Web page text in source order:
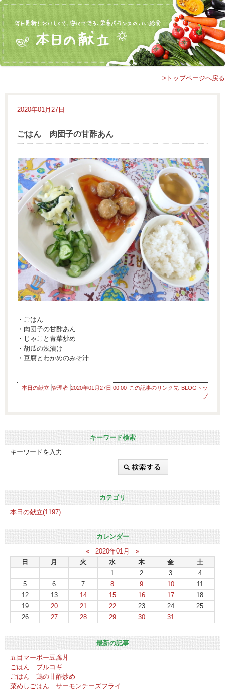
>トップページへ戻る
2020年01月27日
ごはん 肉団子の甘酢あん
・ごはん
・肉団子の甘酢あん
・じゃこと青菜炒め
・胡瓜の浅漬け
・豆腐とわかめのみそ汁
本日の献立 管理者 2020年01月27日 00:00 この記事のリンク先 BLOGトッ
プ
キーワード検索
キーワードを入力
カテゴリ
本日の献立(1197)
カレンダー
«
2020年01月
»
日
月 火 水 木 金
土
1
2 3
4
5
6 7 8 9 10
11
12
13 14 15 16 17
18
19
20 21 22 23 24
25
26
27 28 29 30 31
最新の記事
五目マーボー豆腐丼
ごはん プルコギ
ごはん 鶏の甘酢炒め
菜めしごはん サーモンチーズフライ